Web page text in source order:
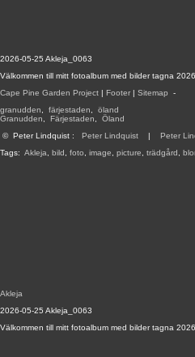
2026-05-25 Akleja_0063
Välkommen till mitt fotoalbum med bilder tagna 2026.
Cape Pine Garden Project | Footer | Sitemap -
granudden
färjestaden
öland
Granudden
Färjestaden
Öland
© Peter Lindquist : Peter Lindquist | Peter
Tags: Akleja bild foto image picture trädgård
Akleja
2026-05-25 Akleja_0063
Välkommen till mitt fotoalbum med bilder tagna 2026.